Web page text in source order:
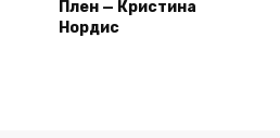
Плен — Кристина
Нордис